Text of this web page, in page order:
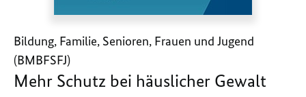
Bildung, Familie, Senioren, Frauen und Jugend
(BMBFSFJ)
Mehr Schutz bei häuslicher Gewalt